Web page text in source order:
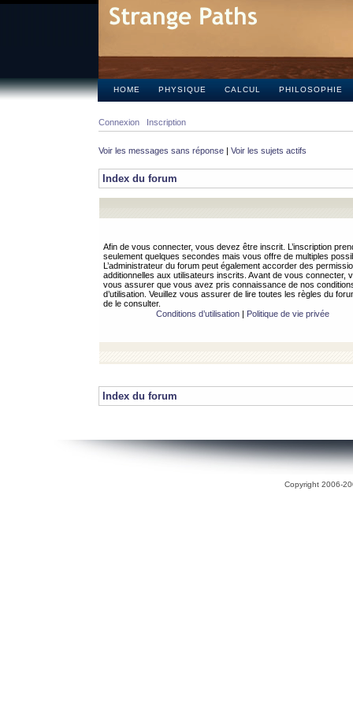
HOME PHYSIQUE CALCUL PHILOSOPHIE
Connexion Inscription
Voir les messages sans réponse | Voir les sujets actifs
Index du forum
Afin de vous connecter, vous devez être inscrit. L’inscription
seulement quelques secondes mais vous offre de multiples
L’administrateur du forum peut également accorder des
additionnelles aux utilisateurs inscrits. Avant de vous connecter,
vous assurer que vous avez pris connaissance de nos
d’utilisation. Veuillez vous assurer de lire toutes les règles du
de le consulter.
Conditions d’utilisation| Politique de vie privée
Index du forum
Copyright 2006-